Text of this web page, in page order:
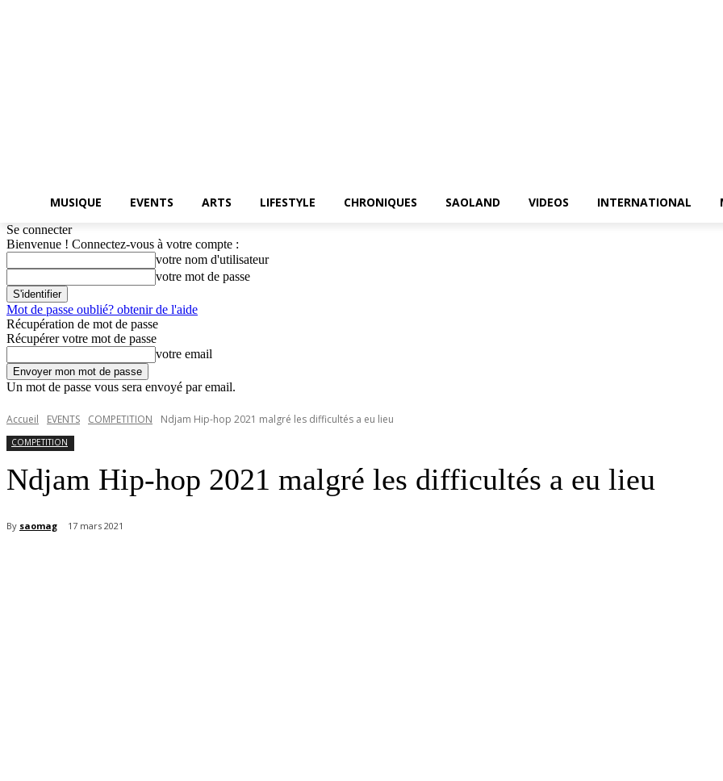
MUSIQUE EVENTS ARTS LIFESTYLE CHRONIQUES SAOLAND VIDEOS INTERNATIONAL
Se connecter
Bienvenue ! Connectez-vous à votre compte :
votre nom d'utilisateur
votre mot de passe
Mot de passe oublié? obtenir de l'aide
Récupération de mot de passe
Récupérer votre mot de passe
votre email
Un mot de passe vous sera envoyé par email.
Accueil EVENTS COMPETITION Ndjam Hip-hop 2021 malgré les difficultés a eu lieu
COMPETITION
Ndjam Hip-hop 2021 malgré les difficultés a eu lieu
By saomag 17 mars 2021